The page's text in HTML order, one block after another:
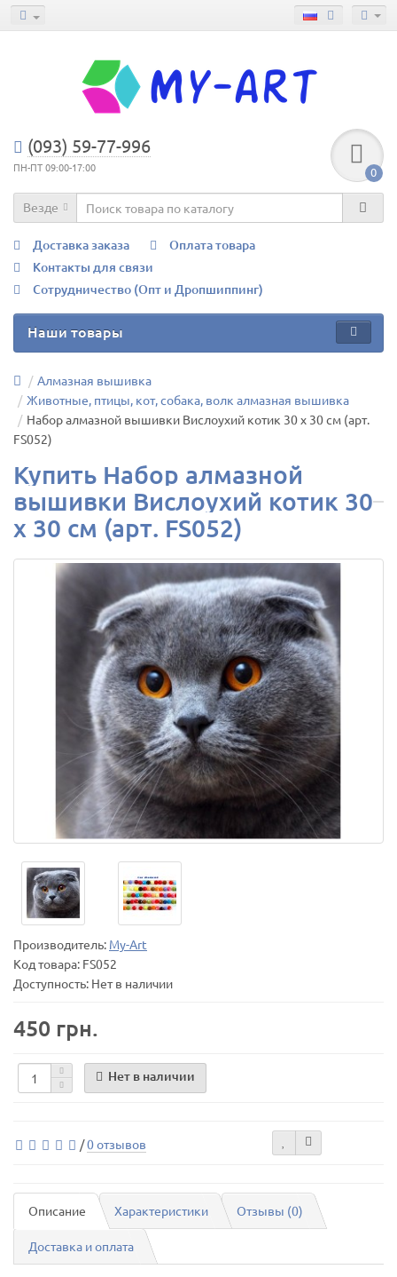
(093) 59-77-996
ПН-ПТ 09:00-17:00 0
Везде
Доставка заказа
Оплата товара
Контакты для связи
Сотрудничество (Опт и Дропшиппинг)
Наши товары
Алмазная вышивка
Животные, птицы, кот, собака, волк алмазная вышивка
Набор алмазной вышивки Вислоухий котик 30 х 30 см (арт.
FS052)
Купить Набор алмазной
вышивки Вислоухий котик 30
х 30 см (арт. FS052)
Производитель: My-Art
Код товара: FS052
Доступность: Нет в наличии
450 грн.
Нет в наличии
/0 отзывов
Описание Характеристики Отзывы (0)
Доставка и оплата